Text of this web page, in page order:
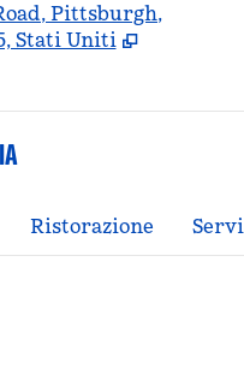
Pittsburgh,
Stati Uniti
Ristorazione